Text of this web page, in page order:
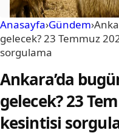
Anasayfa›Gündem›
gelecek? 23 Temmuz
sorgulama
Ankara’da
gelecek? 23
kesintisi